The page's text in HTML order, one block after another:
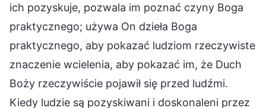
ich pozyskuje, pozwala im poznać czyny Boga
praktycznego; używa On dzieła Boga
praktycznego, aby pokazać ludziom rzeczywiste
znaczenie wcielenia, aby pokazać im, że Duch
Boży rzeczywiście pojawił się przed ludźmi.
Kiedy ludzie są pozyskiwani i doskonaleni przez